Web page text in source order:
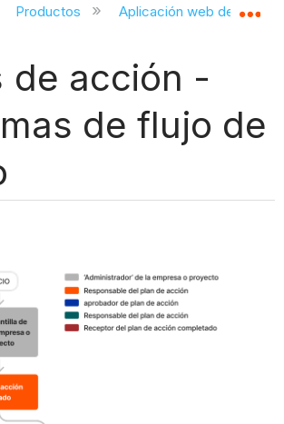
contraer jerarquía global
Productos Aplicación web de
de acción -
de flujo de